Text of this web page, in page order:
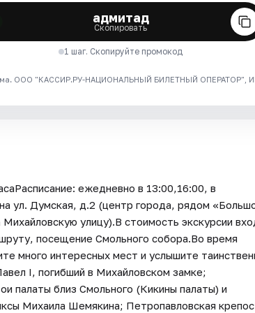
адмитад
Скопировать
1 шаг. Скопируйте промокод
ООО "КАССИР.РУ-НАЦИОНАЛЬНЫЙ БИЛЕТНЫЙ ОПЕРАТОР",
ежедневно в 13:00,16:00, в
ул. Думская, д.2 (центр города, рядом
улицу).В стоимость экскурсии
посещение Смольного собора.Во время
много интересных мест и услышите
I, погибший в Михайловском замке;
палаты близ Смольного (Кикины палаты) и
Михаила Шемякина; Петропавловская